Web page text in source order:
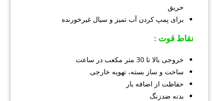
حریق
برای پمپ کردن آب تمیز و سیال غیرخورنده
نقاط قوت :
خروجی بالا تا 30 متر مکعب در ساعت
ساخت و ساز بسته، تهویه خارجی
حفاظت از اضافه بار
بدنه ضدزنگ